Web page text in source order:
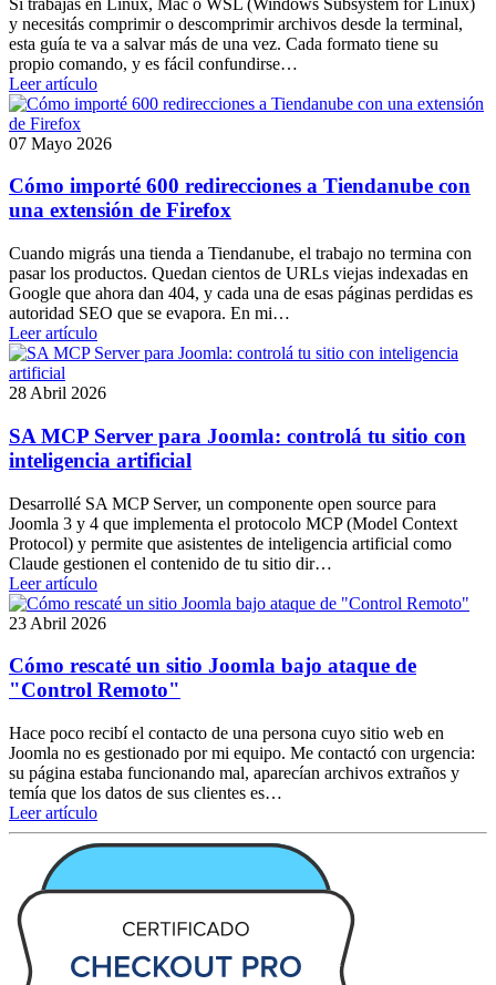
y necesitás comprimir o descomprimir archivos desde la terminal,
esta guía te va a salvar más de una vez. Cada formato tiene su
propio comando, y es fácil confundirse…
Leer artículo
07 Mayo 2026
Cómo importé 600 redirecciones a Tiendanube con
una extensión de Firefox
Cuando migrás una tienda a Tiendanube, el trabajo no termina con
pasar los productos. Quedan cientos de URLs viejas indexadas en
Google que ahora dan 404, y cada una de esas páginas perdidas es
autoridad SEO que se evapora. En mi…
Leer artículo
28 Abril 2026
SA MCP Server para Joomla: controlá tu sitio con
inteligencia artificial
Desarrollé SA MCP Server, un componente open source para
Joomla 3 y 4 que implementa el protocolo MCP (Model Context
Protocol) y permite que asistentes de inteligencia artificial como
Claude gestionen el contenido de tu sitio dir…
Leer artículo
23 Abril 2026
Cómo rescaté un sitio Joomla bajo ataque de
"Control Remoto"
Hace poco recibí el contacto de una persona cuyo sitio web en
Joomla no es gestionado por mi equipo. Me contactó con urgencia:
su página estaba funcionando mal, aparecían archivos extraños y
temía que los datos de sus clientes es…
Leer artículo